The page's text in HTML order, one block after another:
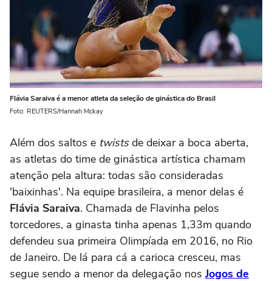
Flávia Saraiva é a menor atleta da seleção de ginástica do Brasil
Foto: REUTERS/Hannah Mckay
Além dos saltos e twistsde deixar a boca aberta,
as atletas do time de ginástica artística chamam
atenção pela altura: todas são consideradas
'baixinhas'. Na equipe brasileira, a menor delas é
Flávia Saraiva. Chamada de Flavinha pelos
torcedores, a ginasta tinha apenas 1,33m quando
defendeu sua primeira Olimpíada em 2016, no Rio
de Janeiro. De lá para cá a carioca cresceu, mas
segue sendo a menor da delegação nos Jogos de